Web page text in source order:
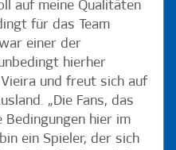
auf meine Qualitäten
für das Team
einer der
hierher
und freut sich auf
„Die Fans, das
Bedingungen hier im
ein Spieler, der sich